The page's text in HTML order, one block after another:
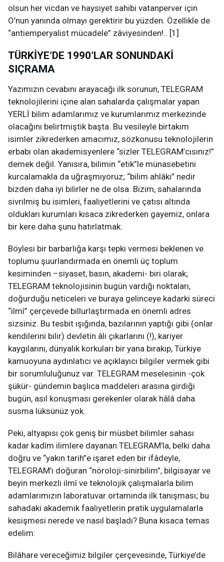
olsun her vicdan ve haysiyet sahibi vatanperver için
O’nun yanında olmayı gerektirir bu yüzden. Özellikle de
“antiemperyalist mücadele” zâviyesinden!.. [1]
TÜRKİYE’DE 1990’LAR SONUNDAKİ
SIÇRAMA
Yazımızın cevabını arayacağı ilk sorunun, TELEGRAM
teknolojilerini içine alan sahalarda çalışmalar yapan
YERLİ bilim adamlarımız ve kurumlarımız merkezinde
olacağını belirtmiştik başta. Bu vesileyle birtakım
isimler zikrederken amacımız, sözkonusu teknolojilerin
erbabı olan akademisyenlere “sizler TELEGRAM’cısınız!”
demek değil. Yanısıra, bilimin “etik”le münasebetini
kurcalamakla da uğraşmıyoruz; “bilim ahlâkı” nedir
bizden daha iyi bilirler ne de olsa. Bizim, sahalarında
sivrilmiş bu isimleri, faaliyetlerini ve çatısı altında
oldukları kurumları kısaca zikrederken gayemiz, onlara
bir kere daha şunu hatırlatmak:
Böylesi bir barbarlığa karşı tepki vermesi beklenen ve
toplumu şuurlandırmada en önemli üç toplum
kesiminden –siyaset, basın, akademi- biri olarak;
TELEGRAM teknolojisinin bugün vardığı noktaları,
doğurduğu neticeleri ve buraya gelinceye kadarki süreci
“ilmî” çerçevede billurlaştırmada en önemli adres
sizsiniz. Bu tesbit ışığında, bazılarının yaptığı gibi (onlar
kendilerini bilir) devletin âli çıkarlarını (!), kariyer
kaygılarını, dünyalık korkuları bir yana bırakıp, Türkiye
kamuoyuna aydınlatıcı ve açıklayıcı bilgiler vermek gibi
bir sorumluluğunuz var. TELEGRAM meselesinin -çok
şükür- gündemin başlıca maddeleri arasına girdiği
bugün, asıl konuşması gerekenler olarak hâlâ daha
susma lüksünüz yok.
Peki, altyapısı çok geniş bir müsbet bilimler sahası
kadar kadîm ilimlere dayanan TELEGRAM’la, belki daha
doğru ve “yakın tarih”e işaret eden bir ifâdeyle,
TELEGRAM’ı doğuran “nöroloji-sinirbilim”, bilgisayar ve
beyin merkezli ilmî ve teknolojik çalışmalarla bilim
adamlarımızın laboratuvar ortamında ilk tanışması; bu
sahadaki akademik faaliyetlerin pratik uygulamalarla
kesişmesi nerede ve nasıl başladı? Buna kısaca temas
edelim:
Bilâhare vereceğimiz bilgiler çerçevesinde, Türkiye’de